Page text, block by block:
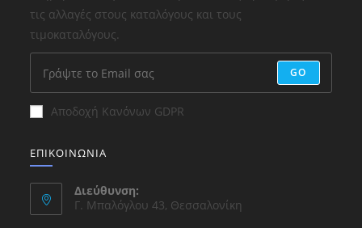
τις αλλαγές στους καταλόγους και τους
τιμοκαταλόγους.
GO
Αποδοχή Κανόνων GDPR
ΕΠΙΚΟΙΝΩΝΙΑ
Διεύθυνση:
Γ. Μπαλόγλου 43, Θεσσαλονίκη